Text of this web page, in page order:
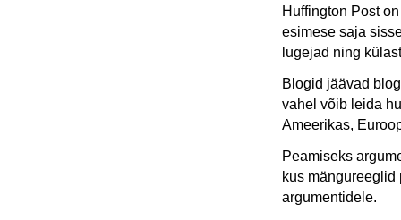
Huffington Post
esimese saja
lugejad ning
Blogid jäävad
vahel võib leida
Ameerikas,
Peamiseks
kus mängureeglid
argumentidele.